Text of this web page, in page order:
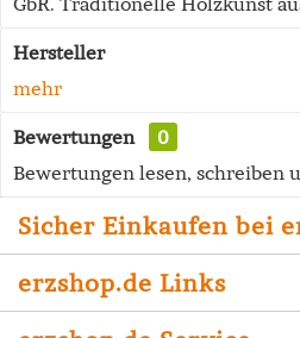
Hersteller
mehr
Bewertungen
0
Bewertungen lesen, schreiben
Sicher Einkaufen bei
erzshop.de Links